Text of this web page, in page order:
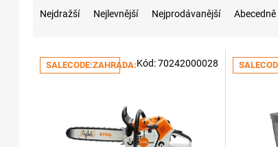
Nejdražší Nejlevnější Nejprodávanější Abecedně
V SALECODE:ZAHRADA:5:%
Kód:70242000028